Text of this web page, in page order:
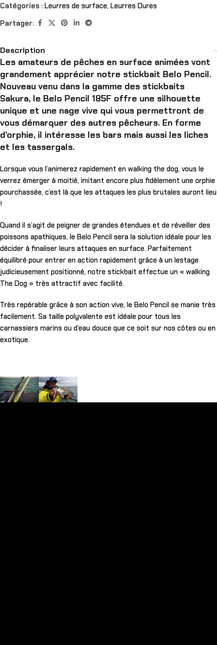
Catégories : Leurres de surface, Leurres Dures
Partager:
Description
Les amateurs de pêches en surface animées vont
grandement apprécier notre stickbait Belo Pencil.
Nouveau venu dans la gamme des stickbaits
Sakura, le Belo Pencil 185F offre une silhouette
unique et une nage vive qui vous permettront de
vous démarquer des autres pêcheurs. En forme
d’orphie, il intéresse les bars mais aussi les liches
et les tassergals.
Lorsque vous l’animerez rapidement en walking the dog, vous le
verrez émerger à moitié, imitant encore plus fidèlement une orphie
pourchassée, c’est là que les attaques les plus brutales auront lieu
!
Quand il s’agit de peigner de grandes étendues et de réveiller des
poissons apathiques, le Belo Pencil sera la solution idéale pour les
décider à finaliser leurs attaques en surface. Parfaitement
équilibré pour entrer en action rapidement grâce à un lestage
judicieusement positionné, notre stickbait effectue un « walking
The Dog » très attractif avec facilité.
Très repérable grâce à son action vive, le Belo Pencil se manie très
facilement. Sa taille polyvalente est idéale pour tous les
carnassiers marins ou d’eau douce que ce soit sur nos côtes ou en
exotique.